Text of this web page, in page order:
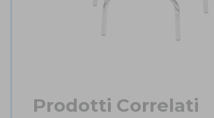
Prodotti Correlati